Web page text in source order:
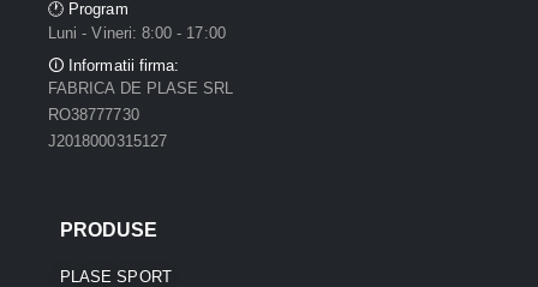
🕐 Program
Luni - Vineri: 8:00 - 17:00
🛈 Informatii firma:
FABRICA DE PLASE SRL
RO38777730
J2018000315127
PRODUSE
PLASE SPORT